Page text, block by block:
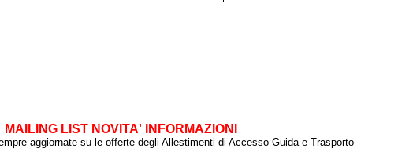
MAILING LIST NOVITA' INFORMAZIONI
aggiornate su le offerte degli Allestimenti di Accesso Guida e Trasporto